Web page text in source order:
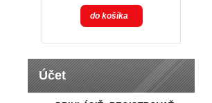
do košíka
Účet